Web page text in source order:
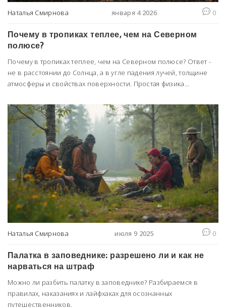
Наталья Смирнова января 4 2026 0
Почему в тропиках теплее, чем на Северном
полюсе?
Почему в тропиках теплее, чем на Северном полюсе? Ответ -
не в расстоянии до Солнца, а в угле падения лучей, толщине
атмосферы и свойствах поверхности. Простая физика
Наталья Смирнова июля 9 2025 0
Палатка в заповеднике: разрешено ли и как не
нарваться на штраф
Можно ли разбить палатку в заповеднике? Разбираемся в
правилах, наказаниях и лайфхаках для осознанных
путешественников.